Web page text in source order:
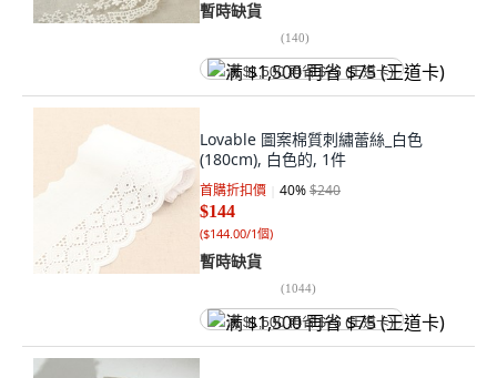
暫時缺貨
(140)
满 $1,500 再省 $75 (王道卡)
Lovable 圖案棉質刺繡蕾絲_白色
(180cm), 白色的, 1件
首購折扣價 40%$240
$144
($144.00/1個)
暫時缺貨
(1044)
满 $1,500 再省 $75 (王道卡)